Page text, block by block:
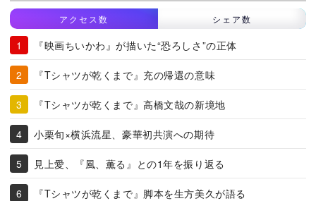
アクセス数 シェア数
『映画ちいかわ』が描いた“恐ろしさ”の正体
『Tシャツが乾くまで』充の帰還の意味
『Tシャツが乾くまで』高橋文哉の新境地
小栗旬×横浜流星、豪華初共演への期待
見上愛、『風、薫る』との1年を振り返る
『Tシャツが乾くまで』脚本を生方美久が語る